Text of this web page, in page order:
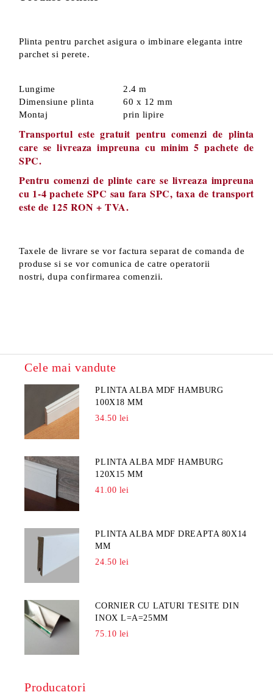
Plinta pentru parchet asigura o imbinare eleganta intre
parchet si perete.
Lungime
2.4 m
Dimensiune plinta
60 x 12 mm
Montaj
prin lipire
Transportul este gratuit pentru comenzi de plinta
care se livreaza impreuna cu minim 5 pachete de
SPC.
Pentru comenzi de plinte care se livreaza impreuna
cu 1-4 pachete SPC sau fara SPC, taxa de transport
este de 125 RON + TVA.
Taxele de livrare se vor factura separat de comanda de
produse si se vor comunica de catre operatorii
nostri, dupa confirmarea comenzii.
Cele mai vandute
PLINTA ALBA MDF HAMBURG
100X18 MM
34.50 lei
PLINTA ALBA MDF HAMBURG
120X15 MM
41.00 lei
PLINTA ALBA MDF DREAPTA 80X14
MM
24.50 lei
CORNIER CU LATURI TESITE DIN
INOX L=A=25MM
75.10 lei
Producatori